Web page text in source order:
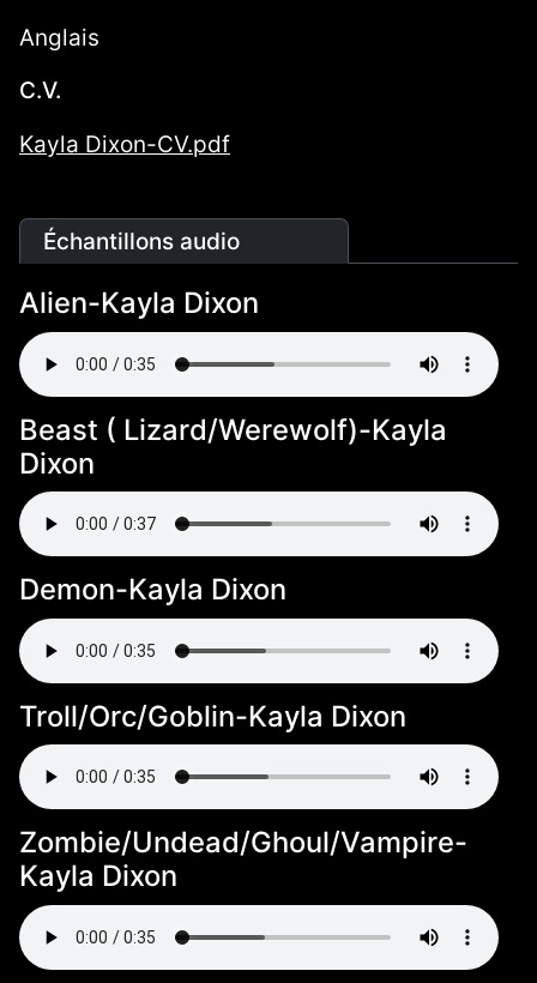
Anglais
C.V.
Kayla Dixon-CV.pdf
Échantillons audio
Alien-Kayla Dixon
Beast ( Lizard/Werewolf)-Kayla
Dixon
Demon-Kayla Dixon
Troll/Orc/Goblin-Kayla Dixon
Zombie/Undead/Ghoul/Vampire-
Kayla Dixon